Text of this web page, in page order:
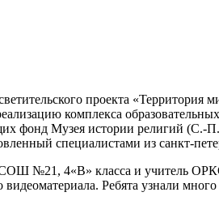
проекта «Территория
комплекса
фонд Музея истории религий (С.-
специалистами из санкт-
СОШ №21, 4«В» класса и учитель
Ребята узнали